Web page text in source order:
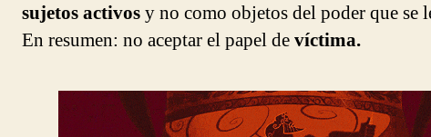
sujetos activosy no como objetos del poder que se
En resumen: no aceptar el papel devíctima.